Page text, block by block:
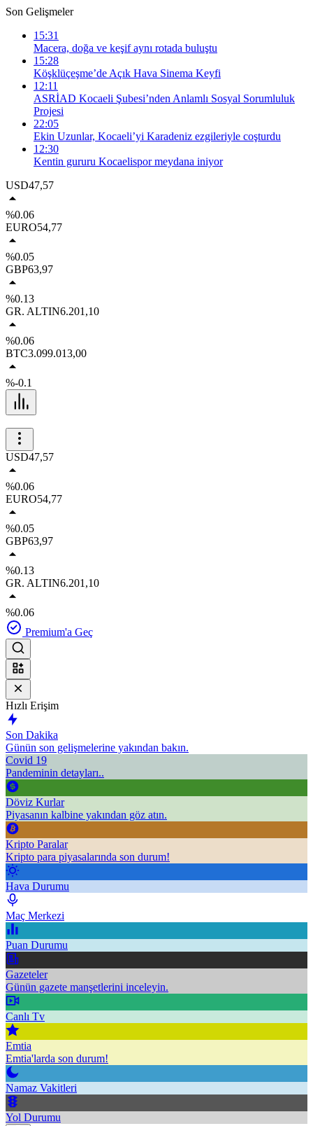
Son Gelişmeler
15:31
Macera, doğa ve keşif aynı rotada buluştu
15:28
Köşklüçeşme’de Açık Hava Sinema Keyfi
12:11
ASRİAD Kocaeli Şubesi’nden Anlamlı Sosyal Sorumluluk
Projesi
22:05
Ekin Uzunlar, Kocaeli’yi Karadeniz ezgileriyle coşturdu
12:30
Kentin gururu Kocaelispor meydana iniyor
USD47,57
%0.06
EURO54,77
%0.05
GBP63,97
%0.13
GR. ALTIN6.201,10
%0.06
BTC3.099.013,00
%-0.1
USD47,57
%0.06
EURO54,77
%0.05
GBP63,97
%0.13
GR. ALTIN6.201,10
%0.06
Premium'a Geç
Hızlı Erişim
Son Dakika
Günün son gelişmelerine yakından bakın.
Covid 19
Pandeminin detayları..
Döviz Kurlar
Piyasanın kalbine yakından göz atın.
Kripto Paralar
Kripto para piyasalarında son durum!
Hava Durumu
Maç Merkezi
Puan Durumu
Gazeteler
Günün gazete manşetlerini inceleyin.
Canlı Tv
Emtia
Emtia'larda son durum!
Namaz Vakitleri
Yol Durumu